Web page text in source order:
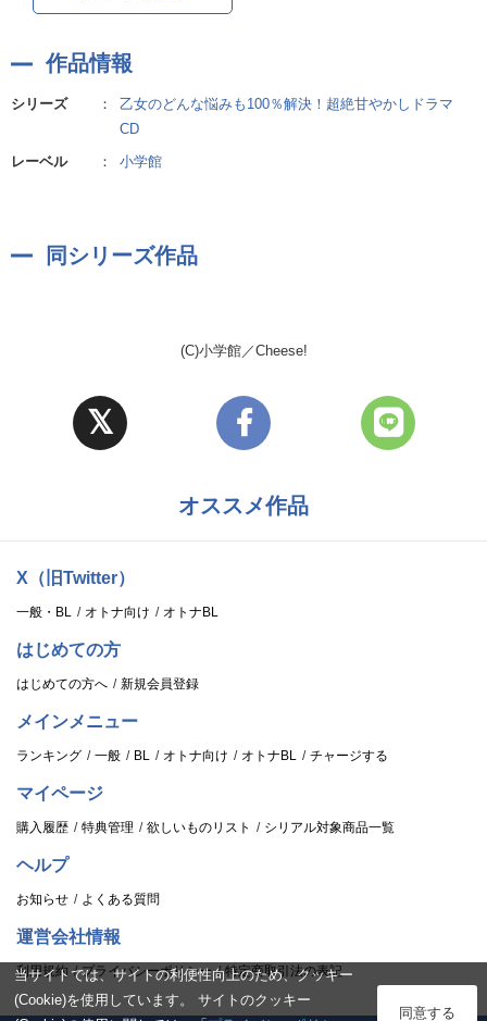
作品情報
シリーズ ：
乙女のどんな悩みも100％解決！超絶甘やかしドラマ
CD
レーベル
： 小学館
同シリーズ作品
(C)小学館／Cheese!
オススメ作品
X（旧Twitter）
一般・BL オトナ向け オトナBL
はじめての方
はじめての方へ 新規会員登録
メインメニュー
ランキング 一般 BL オトナ向け オトナBL チャージする
マイページ
購入履歴 特典管理 欲しいものリスト シリアル対象商品一覧
ヘルプ
お知らせ よくある質問
運営会社情報
利用規約 プライバシーポリシー 特定商取引法の表記
当サイトでは、サイトの利便性向上のため、クッキー
(Cookie)を使用しています。 サイトのクッキー
同意する